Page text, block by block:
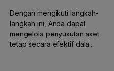
Perusahaan Anda
Dengan mengikuti langkah-
langkah ini, Anda dapat
mengelola penyusutan aset
tetap secara efektif dala...